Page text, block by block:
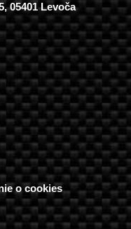
05401 Levoča
o cookies